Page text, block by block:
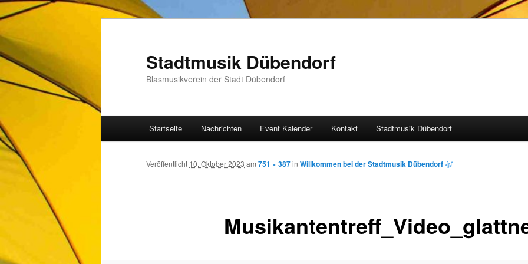
Inhalt
wechseln
Stadtmusik Dübendorf
Blasmusikverein der Stadt Dübendorf
Startseite Nachrichten Event Kalender Kontakt Stadtmusik Dübendorf
Veröffentlicht 10. Oktober 2023 am 751 × 387in Willkommen bei der Stadtmusik Dübendorf